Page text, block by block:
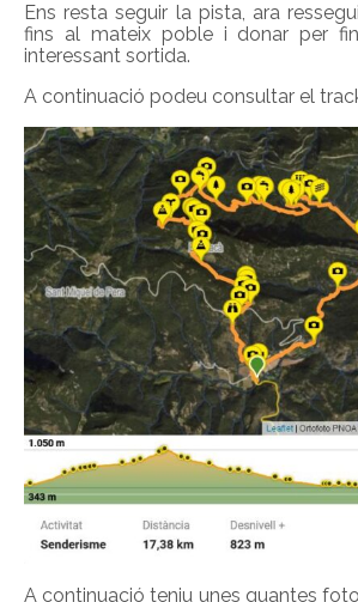
Ens resta seguir la pista, ara
fins al mateix poble i donar per
interessant sortida.
A continuació podeu consultar el
A continuació teniu unes quantes